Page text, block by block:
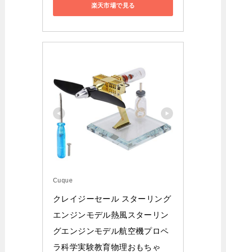
楽天市場で見る
Cuque
クレイジーセール スターリング
エンジンモデル熱風スターリン
グエンジンモデル航空機プロペ
ラ科学実験教育物理おもちゃ